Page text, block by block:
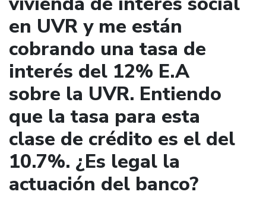
en UVR y me están
cobrando una tasa de
interés del 12% E.A
sobre la UVR. Entiendo
que la tasa para esta
clase de crédito es el del
10.7%. ¿Es legal la
actuación del banco?